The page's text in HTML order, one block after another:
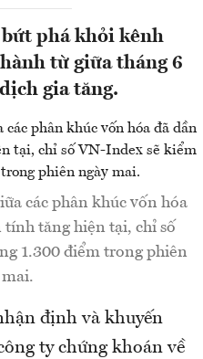
phá khỏi kênh
từ giữa tháng 6
gia tăng.
các phân khúc vốn hóa
tính tăng hiện tại, chỉ số
1.300 điểm trong phiên
định và khuyến
ty chứng khoán về